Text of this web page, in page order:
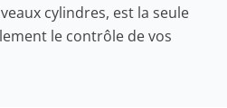
cylindres, est la seule
le contrôle de vos